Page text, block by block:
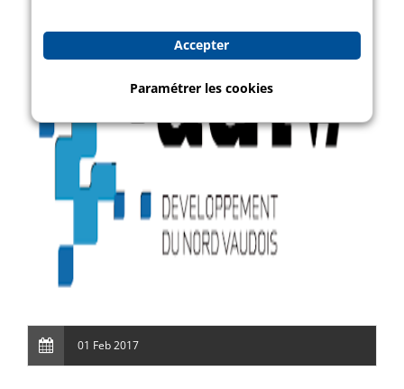
01 Feb 2017
Accepter
Paramétrer les cookies